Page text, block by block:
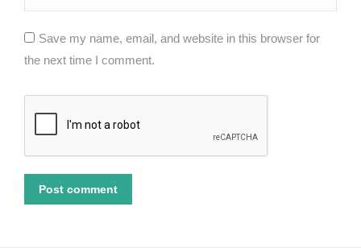
Save my name, email, and website in this browser for
the next time I comment.
Post comment